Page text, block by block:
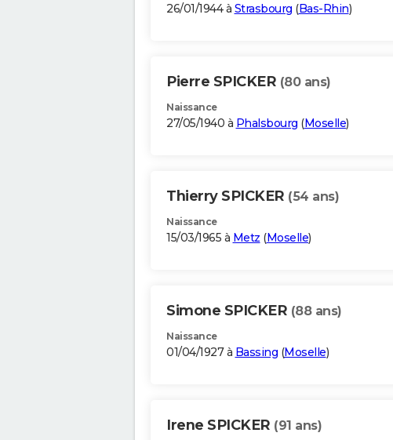
26/01/1944 à Strasbourg (Bas-Rhin)
Pierre SPICKER (80 ans)
Naissance
27/05/1940 à Phalsbourg (Moselle)
Thierry SPICKER (54 ans)
Naissance
15/03/1965 à Metz (Moselle)
Simone SPICKER (88 ans)
Naissance
01/04/1927 à Bassing (Moselle)
Irene SPICKER (91 ans)